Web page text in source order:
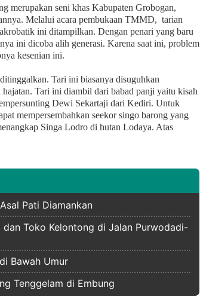
merupakan seni khas Kabupaten Grobogan,
Melalui acara pembukaan TMMD, tarian
ini ditampilkan. Dengan penari yang baru
ini dicoba alih generasi. Karena saat ini, problem
kesenian ini.
Tari ini biasanya disuguhkan
Tari ini diambil dari babad panji yaitu kisah
Dewi Sekartaji dari Kediri. Untuk
mempersembahkan seekor singo barong yang
Singa Lodro di hutan Lodaya. Atas
Pati Diamankan
dan Toko Kelontong di Jalan Purwodadi-
Bawah Umur
Tenggelam di Embung